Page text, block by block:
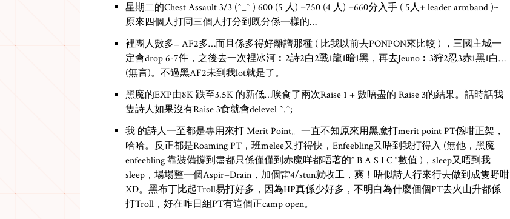
星期二的Chest Assault 3/3 (^_^ ) 600 (5 人) +750 (4 人) +660分入手 ( 5人+ leader armband )~
原來四個人打同三個人打分到既分係一樣的…
裡團人數多= AF2多…而且係多得好離譜那種 ( 比我以前去PONPON來比較 ) ，三國主城一
定會drop 6-7件，之後去一次裡冰河︰2詩2白2戰1龍1暗1黑，再去Jeuno︰3狩2忍3赤1黑1白…
(無言)。不過黑AF2未到我lot就是了。
黑魔的EXP由8K 跌至3.5K 的新低…唉食了兩次Raise 1 + 數唔盡的 Raise 3的結果。話時話我
隻詩人如果沒有Raise 3食就會delevel ^.^;
我 的詩人一至都是專用來打 Merit Point。一直不知原來用黑魔打merit point PT係咁正架，
哈哈。反正都是Roaming PT，班melee又打得快，Enfeebling又唔到我打得入 (無他，黑魔
enfeebling 靠裝備撐到盡都只係僅僅到赤魔咩都唔著的” B A S I C “數值 )，sleep又唔到我
sleep，場場整一個Aspir+Drain，加個雷4/stun就收工，爽﹗唔似詩人行來行去做到成隻野咁
XD。黑布丁比起Troll易打好多，因為HP真係少好多，不明白為什麼個個PT去火山升都係
打Troll，好在昨日組PT有這個正camp open。